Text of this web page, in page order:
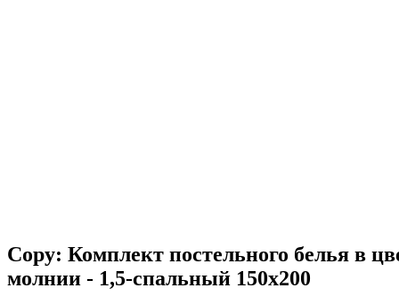
Copy: Комплект постельного белья в
молнии - 1,5-спальный 150х200